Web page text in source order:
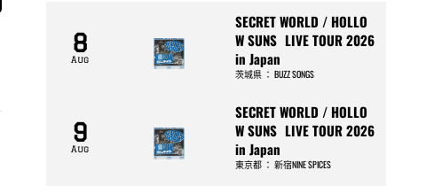
8
Aug
SECRET WORLD / HOLLO
W SUNS LIVE TOUR 2026
in Japan
茨城県： BUZZ SONGS
9
Aug
SECRET WORLD / HOLLO
W SUNS LIVE TOUR 2026
in Japan
東京都： 新宿NINE SPICES